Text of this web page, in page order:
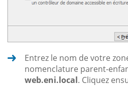
Entrez le nom de votre
nomenclature parent-
web.eni.local. Cliquez